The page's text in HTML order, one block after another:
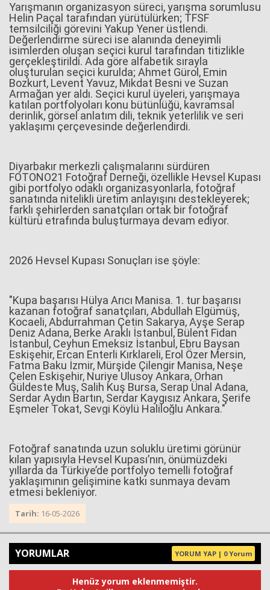
Yarışmanın organizasyon süreci, yarışma sorumlusu
Helin Paçal tarafından yürütülürken; TFSF
temsilciliği görevini Yakup Yener üstlendi.
Değerlendirme süreci ise alanında deneyimli
isimlerden oluşan seçici kurul tarafından titizlikle
gerçekleştirildi. Ada göre alfabetik sırayla
oluşturulan seçici kurulda; Ahmet Gürol, Emin
Bozkurt, Levent Yavuz, Mikdat Besni ve Suzan
Armağan yer aldı. Seçici kurul üyeleri, yarışmaya
katılan portfolyoları konu bütünlüğü, kavramsal
derinlik, görsel anlatım dili, teknik yeterlilik ve seri
yaklaşımı çerçevesinde değerlendirdi.
Diyarbakır merkezli çalışmalarını sürdüren
FOTONO21 Fotoğraf Derneği, özellikle Hevsel Kupası
gibi portfolyo odaklı organizasyonlarla, fotoğraf
sanatında nitelikli üretim anlayışını destekleyerek;
farklı şehirlerden sanatçıları ortak bir fotoğraf
kültürü etrafında buluşturmaya devam ediyor.
2026 Hevsel Kupası Sonuçları ise şöyle:
"Kupa başarısı Hülya Arıcı Manisa. 1. tur başarısı
kazanan fotoğraf sanatçıları, Abdullah Elgümüş,
Kocaeli, Abdurrahman Çetin Sakarya, Ayşe Serap
Deniz Adana, Berke Araklı İstanbul, Bülent Fidan
İstanbul, Ceyhun Emeksiz İstanbul, Ebru Baysan
Eskişehir, Ercan Enterli Kırklareli, Erol Özer Mersin,
Fatma Baku İzmir, Mürşide Çilengir Manisa, Neşe
Çelen Eskişehir, Nuriye Ulusoy Ankara, Orhan
Güldeste Muş, Salih Kuş Bursa, Serap Ünal Adana,
Serdar Aydın Bartın, Serdar Kaygısız Ankara, Şerife
Eşmeler Tokat, Sevgi Köylü Haliloğlu Ankara."
Fotoğraf sanatında uzun soluklu üretimi görünür
kılan yapısıyla Hevsel Kupası’nın, önümüzdeki
yıllarda da Türkiye’de portfolyo temelli fotoğraf
yaklaşımının gelişimine katkı sunmaya devam
etmesi bekleniyor.
Tarih: 16-05-2026
YORUMLAR YORUM YAP | 0 Yorum
Henüz yorum eklenmemiştir.